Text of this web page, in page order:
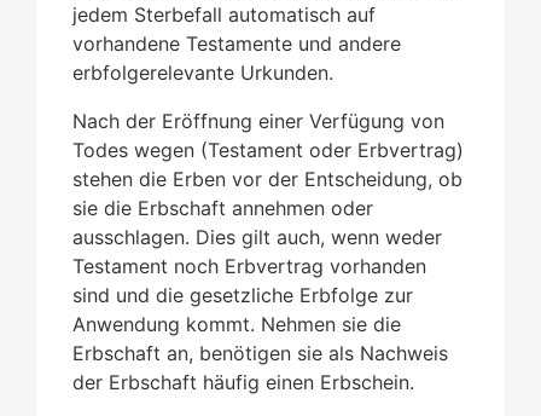
jedem Sterbefall automatisch auf
vorhandene Testamente und andere
erbfolgerelevante Urkunden.
Nach der Eröffnung einer Verfügung von
Todes wegen (Testament oder Erbvertrag)
stehen die Erben vor der Entscheidung, ob
sie die Erbschaft annehmen oder
ausschlagen. Dies gilt auch, wenn weder
Testament noch Erbvertrag vorhanden
sind und die gesetzliche Erbfolge zur
Anwendung kommt. Nehmen sie die
Erbschaft an, benötigen sie als Nachweis
der Erbschaft häufig einen Erbschein.